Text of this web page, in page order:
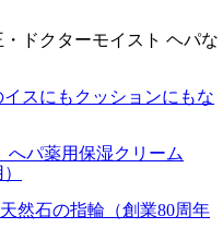
ドクターモイスト ヘパな
イスにもクッションにもな
へパ薬用保湿クリーム
天然石の指輪（創業80周年